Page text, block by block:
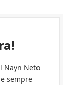
Nayn Neto
sempre